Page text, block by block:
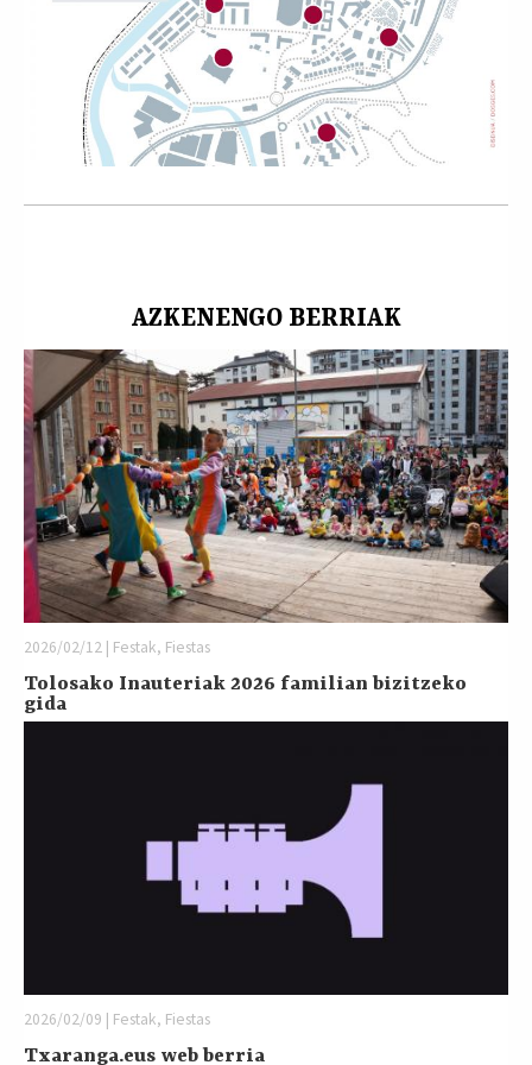
AZKENENGO BERRIAK
2026/02/12 | Festak, Fiestas
Tolosako Inauteriak 2026 familian bizitzeko
gida
2026/02/09 | Festak, Fiestas
Txaranga.eus web berria